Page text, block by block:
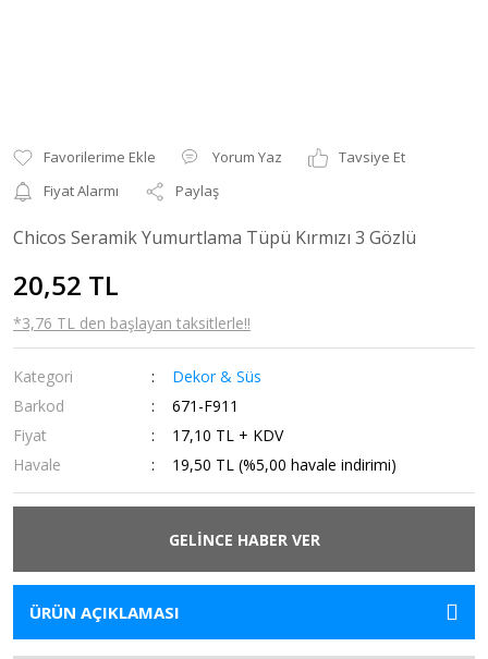
Yorum Yaz
Tavsiye Et
Fiyat Alarmı
Paylaş
Chicos Seramik Yumurtlama Tüpü Kırmızı 3 Gözlü
20,52 TL
*3,76 TL den başlayan taksitlerle!!
Kategori
Dekor & Süs
Barkod
671-F911
Fiyat
17,10 TL + KDV
Havale
19,50 TL (%5,00 havale indirimi)
GELİNCE HABER VER
ÜRÜN AÇIKLAMASI